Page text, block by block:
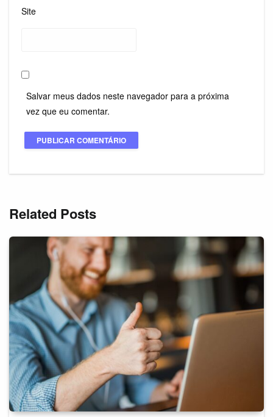
Site
Salvar meus dados neste navegador para a próxima
vez que eu comentar.
Related Posts